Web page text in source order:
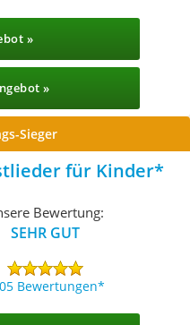
»
»
Sieger
für Kinder
Bewertung:
SEHR GUT
Bewertungen